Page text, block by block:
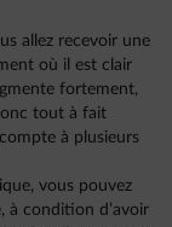
allez recevoir une
où il est clair
fortement,
tout à fait
à plusieurs
vous pouvez
à condition d’avoir